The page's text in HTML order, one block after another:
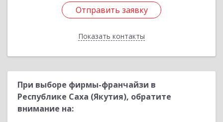
Отправить заявку
Показать контакты
Отправить заявку
Назад
При выборе фирмы-франчайзи в
Республике Саха (Якутия), обратите
внимание на: